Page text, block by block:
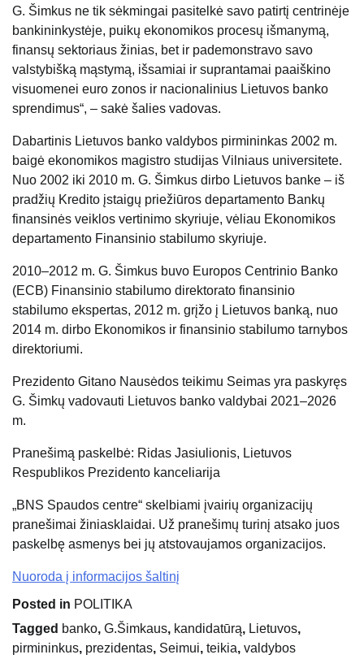
G. Šimkus ne tik sėkmingai pasitelkė savo patirtį centrinėje
bankininkystėje, puikų ekonomikos procesų išmanymą,
finansų sektoriaus žinias, bet ir pademonstravo savo
valstybišką mąstymą, išsamiai ir suprantamai paaiškino
visuomenei euro zonos ir nacionalinius Lietuvos banko
sprendimus“, – sakė šalies vadovas.
Dabartinis Lietuvos banko valdybos pirmininkas 2002 m.
baigė ekonomikos magistro studijas Vilniaus universitete.
Nuo 2002 iki 2010 m. G. Šimkus dirbo Lietuvos banke – iš
pradžių Kredito įstaigų priežiūros departamento Bankų
finansinės veiklos vertinimo skyriuje, vėliau Ekonomikos
departamento Finansinio stabilumo skyriuje.
2010–2012 m. G. Šimkus buvo Europos Centrinio Banko
(ECB) Finansinio stabilumo direktorato finansinio
stabilumo ekspertas, 2012 m. grįžo į Lietuvos banką, nuo
2014 m. dirbo Ekonomikos ir finansinio stabilumo tarnybos
direktoriumi.
Prezidento Gitano Nausėdos teikimu Seimas yra paskyręs
G. Šimkų vadovauti Lietuvos banko valdybai 2021–2026
m.
Pranešimą paskelbė: Ridas Jasiulionis, Lietuvos
Respublikos Prezidento kanceliarija
„BNS Spaudos centre“ skelbiami įvairių organizacijų
pranešimai žiniasklaidai. Už pranešimų turinį atsako juos
paskelbę asmenys bei jų atstovaujamos organizacijos.
Nuoroda į informacijos šaltinį
Posted in POLITIKA
Tagged banko, G.Šimkaus, kandidatūrą, Lietuvos,
pirmininkus, prezidentas, Seimui, teikia, valdybos